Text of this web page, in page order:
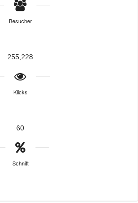
Besucher
255,228
Klicks
60
Schnitt